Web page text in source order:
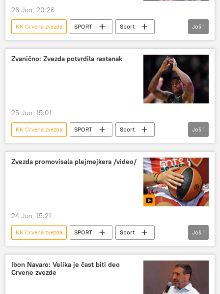
26 Jun, 20:26
KK Crvena zvezda SPORT
Sport
Košarka
Još 1
Zvanično: Zvezda potvrdila rastanak
25 Jun, 15:01
KK Crvena zvezda SPORT
Sport
Košarka
Još 1
Zvezda promovisala plejmejkera /video/
24 Jun, 15:21
KK Crvena zvezda SPORT
Sport
Košarka
Još 1
Ibon Navaro: Velika je čast biti deo
Crvene zvezde